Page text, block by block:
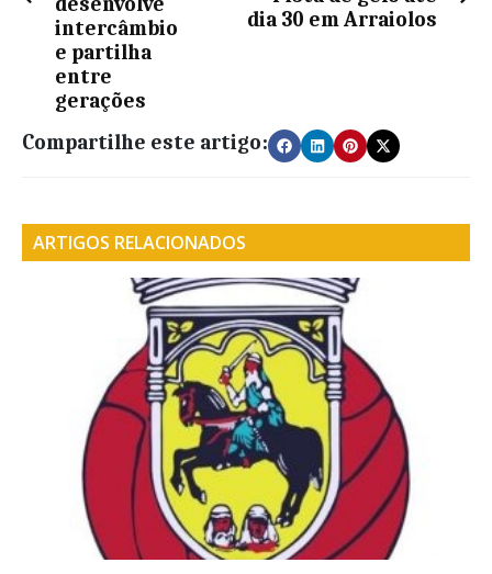
intercâmbio
e partilha
entre
gerações
dia 30 em Arraiolos
Compartilhe este artigo:
ARTIGOS RELACIONADOS